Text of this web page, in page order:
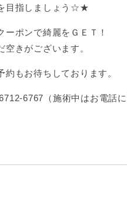
目指しましょう☆★
ーポンで綺麗をＧＥＴ！
空きがございます。
約もお待ちしております。
6767（施術中はお電話に